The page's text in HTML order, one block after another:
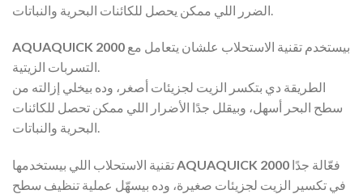
AQUAQUICK 2000
التسربات الزيتية.
الطريقة دي بتكسر الزيت لجزيئات أصغر، وده بيخلي إزالته من
سطح البحر أسهل، وبيقلل جدًا الأضرار اللي ممكن تحصل للكائنات
البحرية والنباتات.
AQUAQUICK 2000
في تكسير الزيت لجزيئات صغيرة، وده بيسهّل عملية تنظيف سطح